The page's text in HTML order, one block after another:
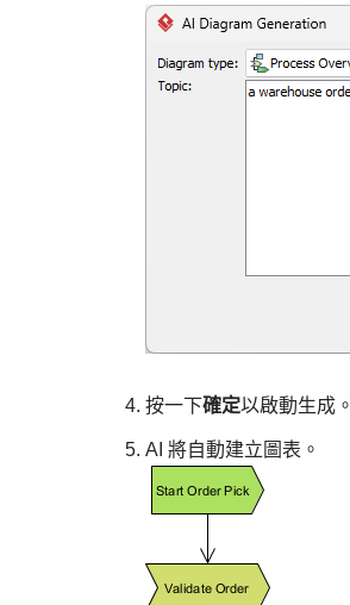
按一下確定以啟動生成。
AI 將自動建立圖表。